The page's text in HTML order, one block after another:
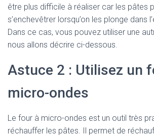
être plus difficile à réaliser car les pâtes
s’enchevêtrer lorsqu’on les plonge dans
Dans ce cas, vous pouvez utiliser une
nous allons décrire ci-dessous.
Astuce 2 : Utilisez un
micro-ondes
Le four à micro-ondes est un outil très
réchauffer les pâtes. Il permet de